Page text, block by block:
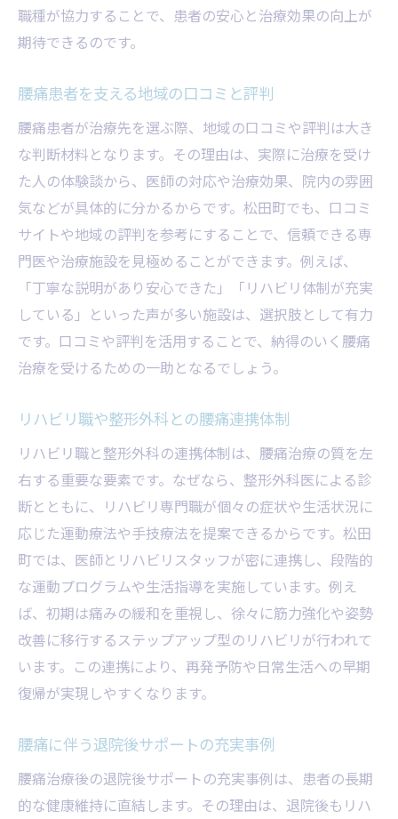
職種が協力することで、患者の安心と治療効果の向上が
期待できるのです。
腰痛患者を支える地域の口コミと評判
腰痛患者が治療先を選ぶ際、地域の口コミや評判は大き
な判断材料となります。その理由は、実際に治療を受け
た人の体験談から、医師の対応や治療効果、院内の雰囲
気などが具体的に分かるからです。松田町でも、口コミ
サイトや地域の評判を参考にすることで、信頼できる専
門医や治療施設を見極めることができます。例えば、
「丁寧な説明があり安心できた」「リハビリ体制が充実
している」といった声が多い施設は、選択肢として有力
です。口コミや評判を活用することで、納得のいく腰痛
治療を受けるための一助となるでしょう。
リハビリ職や整形外科との腰痛連携体制
リハビリ職と整形外科の連携体制は、腰痛治療の質を左
右する重要な要素です。なぜなら、整形外科医による診
断とともに、リハビリ専門職が個々の症状や生活状況に
応じた運動療法や手技療法を提案できるからです。松田
町では、医師とリハビリスタッフが密に連携し、段階的
な運動プログラムや生活指導を実施しています。例え
ば、初期は痛みの緩和を重視し、徐々に筋力強化や姿勢
改善に移行するステップアップ型のリハビリが行われて
います。この連携により、再発予防や日常生活への早期
復帰が実現しやすくなります。
腰痛に伴う退院後サポートの充実事例
腰痛治療後の退院後サポートの充実事例は、患者の長期
的な健康維持に直結します。その理由は、退院後もリハ